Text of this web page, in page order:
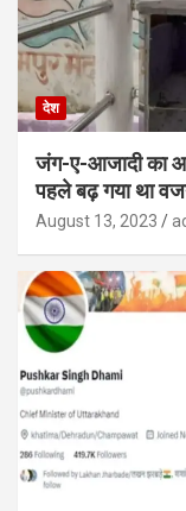
देश
जंग-ए-आजादी का
पहले बढ़ गया था
August 13, 2023